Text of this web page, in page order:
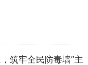
筑牢全民防毒墙”主